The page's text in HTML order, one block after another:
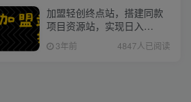
加盟轻创终点站，搭建同款
项目资源站，实现日入
2000+
3年前 4847人已阅读